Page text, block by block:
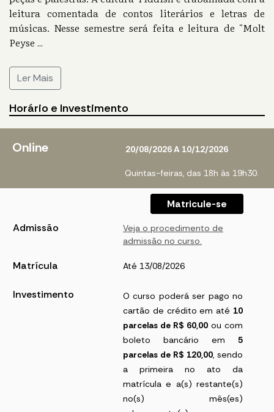
leitura comentada de contos literários e letras de
músicas. Nesse semestre será feita e leitura de "Molt
Peyse ...
Ler Mais
Horário e Investimento
Online 20/08/2026 A 10/12/2026
Quintas-feiras, das 18h às 19h30.
Matricule-se
Admissão
Veja o procedimento de
admissão no curso.
Matrícula Até 13/08/2026
Investimento
O curso poderá ser pago no
cartão de crédito em até 10
parcelas de R$ 60,00 ou com
boleto bancário em 5
parcelas de R$ 120,00, sendo
a primeira no ato da
matrícula e a(s) restante(s)
no(s) mês(es)